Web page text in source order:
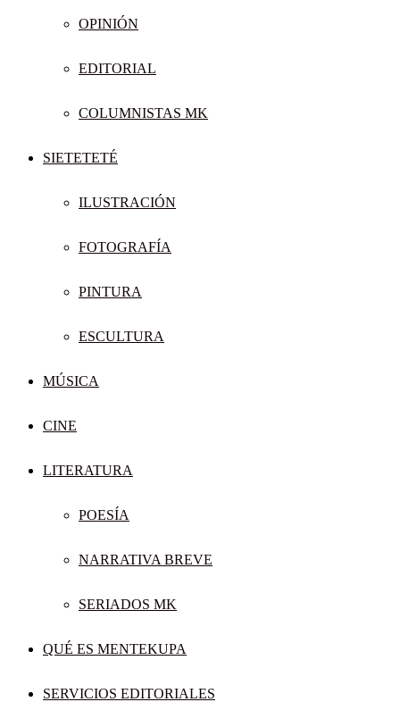
OPINIÓN
EDITORIAL
COLUMNISTAS MK
SIETETETÉ
ILUSTRACIÓN
FOTOGRAFÍA
PINTURA
ESCULTURA
MÚSICA
CINE
LITERATURA
POESÍA
NARRATIVA BREVE
SERIADOS MK
QUÉ ES MENTEKUPA
SERVICIOS EDITORIALES